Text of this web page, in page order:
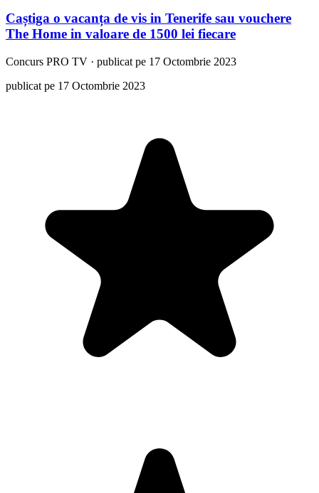
Caștiga o vacanța de vis in Tenerife sau vouchere
The Home in valoare de 1500 lei fiecare
Concurs PRO TV · publicat pe 17 Octombrie 2023
publicat pe 17 Octombrie 2023